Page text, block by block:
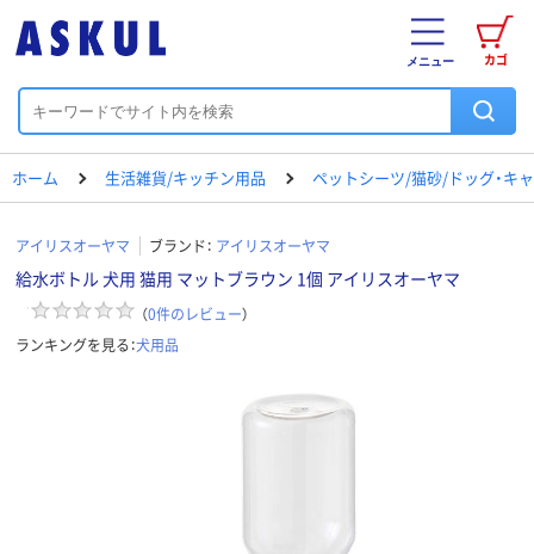
カゴ
メニュー
ホーム 生活雑貨/キッチン用品 ペットシーツ/猫砂/ドッグ・キ
アイリスオーヤマ ブランド： アイリスオーヤマ
給水ボトル 犬用 猫用 マットブラウン 1個 アイリスオーヤマ
（0件のレビュー）
ランキングを見る：犬用品